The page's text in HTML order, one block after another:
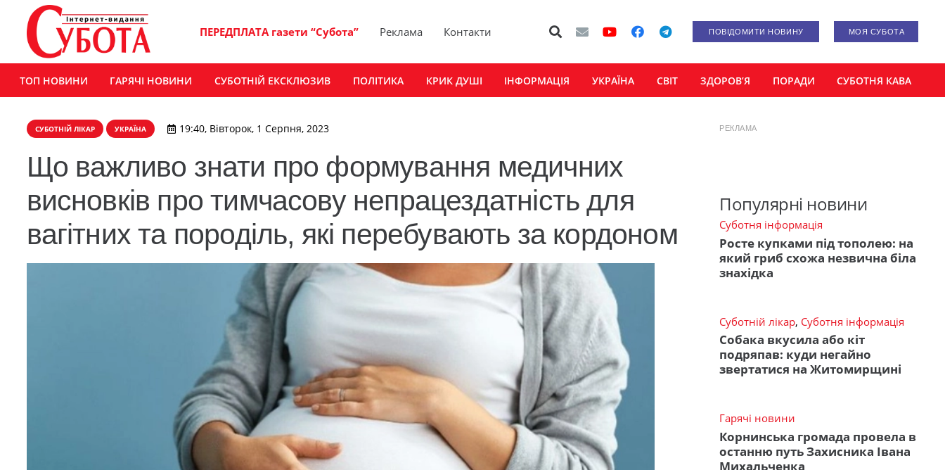
ПЕРЕДПЛАТА газети “Субота” Реклама Контакти ПОВІДОМИТИ НОВИНУ МОЯ СУБОТА
ТОП НОВИНИ ГАРЯЧІ НОВИНИ СУБОТНІЙ ЕКСКЛЮЗИВ ПОЛІТИКА КРИК ДУШІ ІНФОРМАЦІЯ УКРАЇНА СВІТ ЗДОРОВ’Я ПОРАДИ СУБОТНЯ КАВА
СУБОТНІЙ ЛІКАР УКРАЇНА 19:40, Вівторок, 1 Серпня, 2023
Що важливо знати про формування медичних
висновків про тимчасову непрацездатність для
вагітних та породіль, які перебувають за кордоном
РЕКЛАМА
Популярні новини
Суботня інформація
Росте купками під тополею: на
який гриб схожа незвична біла
знахідка
Суботній лікар, Суботня інформація
Собака вкусила або кіт
подряпав: куди негайно
звертатися на Житомирщині
Гарячі новини
Корнинська громада провела в
останню путь Захисника Івана
Михальченка